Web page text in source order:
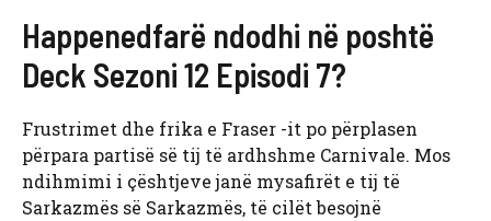
Happenedfarë ndodhi në poshtë
Deck Sezoni 12 Episodi 7?
Frustrimet dhe frika e Fraser -it po përplasen
përpara partisë së tij të ardhshme Carnivale. Mos
ndihmimi i çështjeve janë mysafirët e tij të
Sarkazmës së Sarkazmës, të cilët besojnë